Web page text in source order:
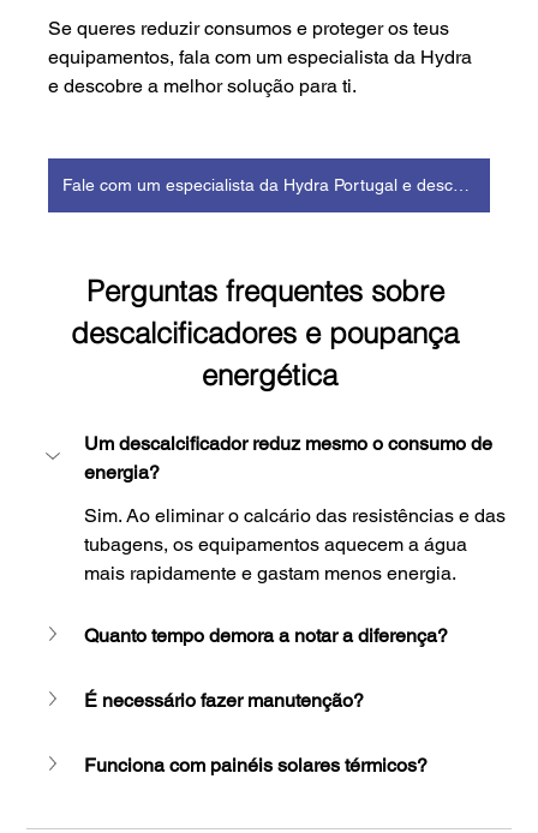
Se queres reduzir consumos e proteger os teus
equipamentos, fala com um especialista da Hydra
e descobre a melhor solução para ti.
Perguntas frequentes sobre
descalcificadores e poupança
energética
Um descalcificador reduz mesmo o consumo de
energia?
Sim. Ao eliminar o calcário das resistências e das
tubagens, os equipamentos aquecem a água
mais rapidamente e gastam menos energia.
Quanto tempo demora a notar a diferença?
É necessário fazer manutenção?
Funciona com painéis solares térmicos?